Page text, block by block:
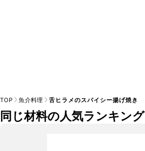
TOP 魚介料理 舌ヒラメのスパイシー揚げ焼き
同じ材料の人気ランキング